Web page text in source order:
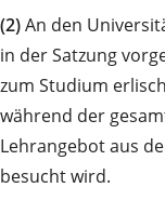
(2)An den
in der Satzung
zum Studium
während der
Lehrangebot aus
besucht wird.